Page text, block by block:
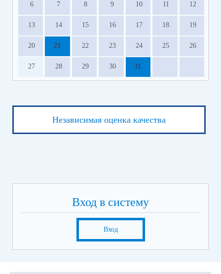
6 7 8 9 10 11 12
13 14 15 16 17 18 19
20 21 22 23 24 25 26
27 28 29 30 31
Независимая оценка качества
Вход в систему
Вход